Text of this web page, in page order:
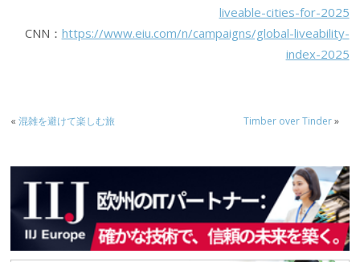
liveable-cities-for-2025
CNN： https://www.eiu.com/n/campaigns/global-liveability-
index-2025
«混雑を避けて楽しむ旅 Timber over Tinder»